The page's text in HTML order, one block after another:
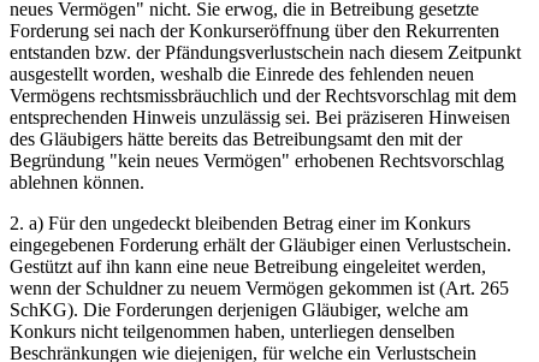
neues Vermögen" nicht. Sie erwog, die in Betreibung gesetzte
Forderung sei nach der Konkurseröffnung über den Rekurrenten
entstanden bzw. der Pfändungsverlustschein nach diesem Zeitpunkt
ausgestellt worden, weshalb die Einrede des fehlenden neuen
Vermögens rechtsmissbräuchlich und der Rechtsvorschlag mit dem
entsprechenden Hinweis unzulässig sei. Bei präziseren Hinweisen
des Gläubigers hätte bereits das Betreibungsamt den mit der
Begründung "kein neues Vermögen" erhobenen Rechtsvorschlag
ablehnen können.
2. a) Für den ungedeckt bleibenden Betrag einer im Konkurs
eingegebenen Forderung erhält der Gläubiger einen Verlustschein.
Gestützt auf ihn kann eine neue Betreibung eingeleitet werden,
wenn der Schuldner zu neuem Vermögen gekommen ist (Art. 265
SchKG). Die Forderungen derjenigen Gläubiger, welche am
Konkurs nicht teilgenommen haben, unterliegen denselben
Beschränkungen wie diejenigen, für welche ein Verlustschein